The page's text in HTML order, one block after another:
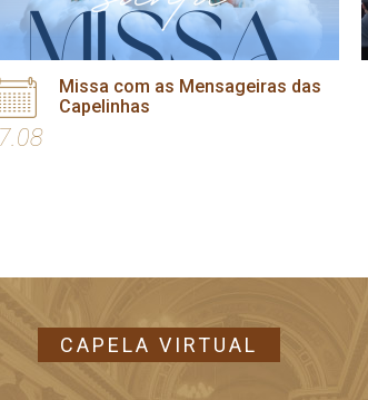
Missa com as Mensageiras das
Capelinhas
CAPELA VIRTUAL